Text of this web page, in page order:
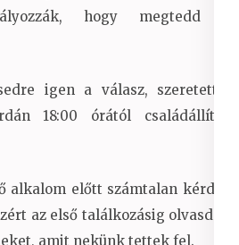
hogy megtedd a
igen a válasz, szeretettel
18:00 órától családállítás
alkalom előtt számtalan kérdés
az első találkozásig olvasd el
, amit nekünk tettek fel.